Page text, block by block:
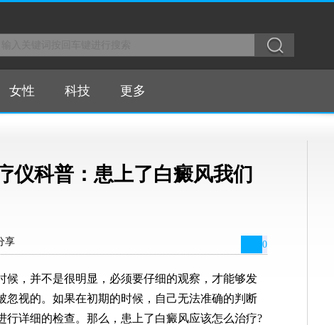
女性 科技 更多
仪科普：患上了白癜风我们
享 0
，并不是很明显，必须要仔细的观察，才能够发
视的。如果在初期的时候，自己无法准确的判断
详细的检查。那么，患上了白癜风应该怎么治疗?